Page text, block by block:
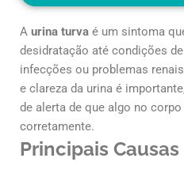
A urina turva é um sintoma
desidratação até condições
infecções ou problemas
e clareza da urina é
de alerta de que algo no
corretamente.
Principais